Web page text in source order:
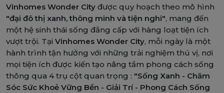
Vinhomes Wonder City được quy hoạch theo mô hình
"đại đô thị xanh, thông minh và tiện nghi", mang đến
một hệ sinh thái sống đẳng cấp với hàng loạt tiện ích
vượt trội. Tại Vinhomes Wonder City, mỗi ngày là một
hành trình tận hưởng với những trải nghiệm thú vị, nơi
mọi tiện ích được kiến tạo nâng tầm phong cách sống
thông qua 4 trụ cột quan trọng : "Sống Xanh - Chăm
Sóc Sức Khoẻ Vững Bền - Giải Trí - Phong Cách Sống